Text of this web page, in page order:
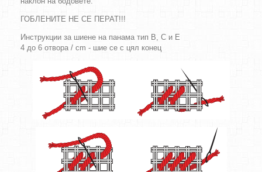
ГОБЛЕНИТЕ НЕ СЕ ПЕРАТ!!!
Инструкции за шиене на панама тип B, C и E
4 до 6 отвора / cm - шие се с цял конец